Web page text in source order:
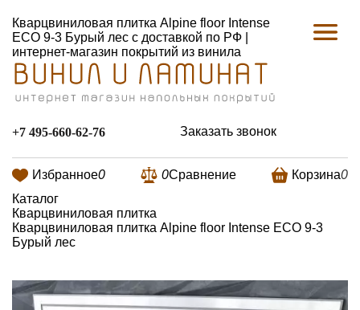
Кварцвиниловая плитка Alpine floor Intense
ECO 9-3 Бурый лес с доставкой по РФ |
интернет-магазин покрытий из винила
+7 495-660-62-76 Заказать звонок
Избранное0 0Сравнение Корзина0
Каталог
Кварцвиниловая плитка
Кварцвиниловая плитка Alpine floor Intense ECO 9-3
Бурый лес